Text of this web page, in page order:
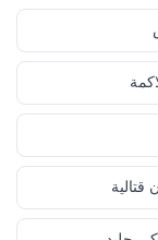
قتالية